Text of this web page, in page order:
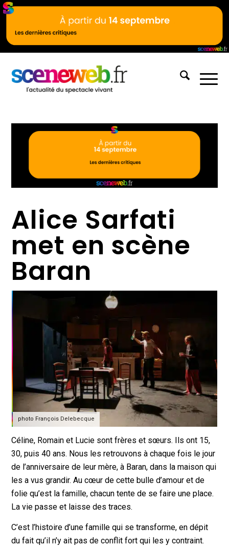
Alice Sarfati
met en scène
Baran
photo François Delebecque
Céline, Romain et Lucie sont frères et sœurs. Ils ont 15,
30, puis 40 ans. Nous les retrouvons à chaque fois le jour
de l’anniversaire de leur mère, à Baran, dans la maison qui
les a vus grandir. Au cœur de cette bulle d’amour et de
folie qu’est la famille, chacun tente de se faire une place.
La vie passe et laisse des traces.
C’est l’histoire d’une famille qui se transforme, en dépit
du fait qu’il n’y ait pas de conflit fort qui les y contraint.